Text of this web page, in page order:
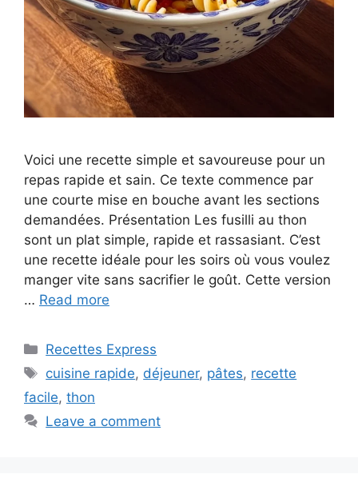
Voici une recette simple et savoureuse pour un
repas rapide et sain. Ce texte commence par
une courte mise en bouche avant les sections
demandées. Présentation Les fusilli au thon
sont un plat simple, rapide et rassasiant. C’est
une recette idéale pour les soirs où vous voulez
manger vite sans sacrifier le goût. Cette version
… Read more
Categories
Recettes Express
Tags
cuisine rapide, déjeuner, pâtes, recette
facile, thon
Leave a comment